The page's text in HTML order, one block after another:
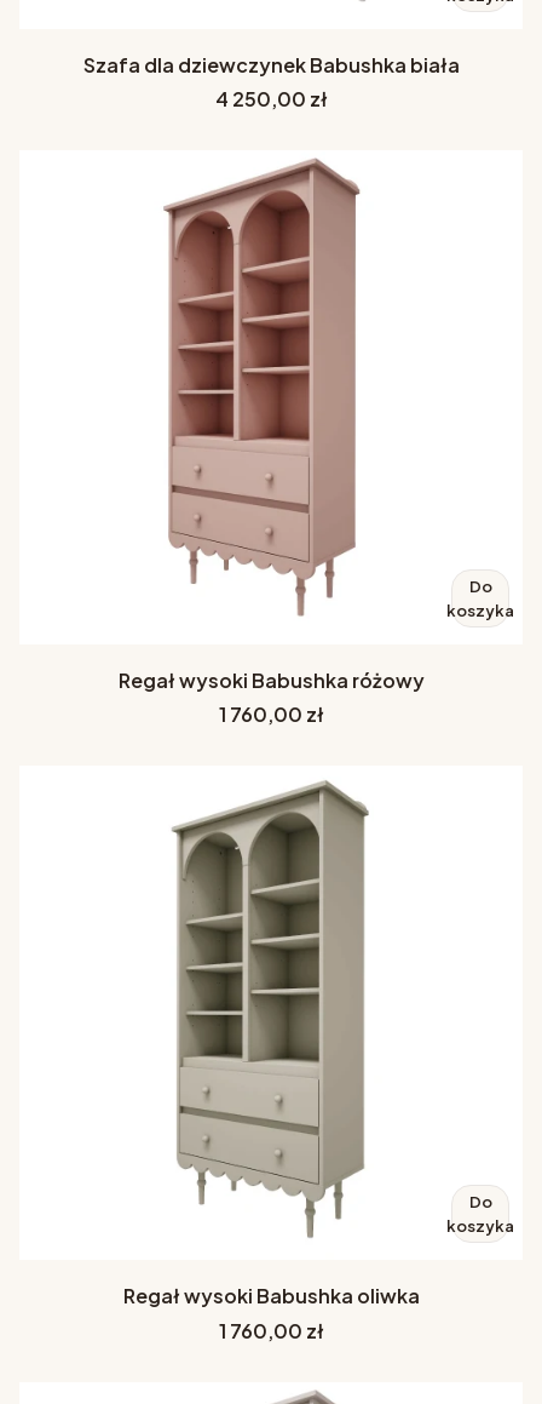
Szafa dla dziewczynek Babushka biała
Cena
4 250,00 zł
Do
koszyka
Regał wysoki Babushka różowy
Cena
1 760,00 zł
Do
koszyka
Regał wysoki Babushka oliwka
Cena
1 760,00 zł